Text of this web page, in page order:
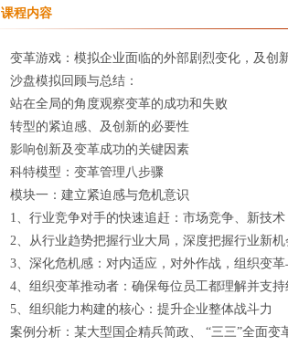
课程内容
变革游戏：模拟企业面临的外部剧烈变化，及创
沙盘模拟回顾与总结：
站在全局的角度观察变革的成功和失
转型的紧迫感、及创新的必要性
影响创新及变革成功的关键因素
科特模型：变革管理八步骤
模块一：建立紧迫感与危机意识
1、行业竞争对手的快速追赶：市场竞争、新技术
2、从行业趋势把握行业大局，深度把握行业新机
3、深化危机感：对内适应，对外作战，组织变
4、组织变革推动者：确保每位员工都理解并支
5、组织能力构建的核心：提升企业整体战斗力
案例分析：某大型国企精兵简政、 “三三”全面变